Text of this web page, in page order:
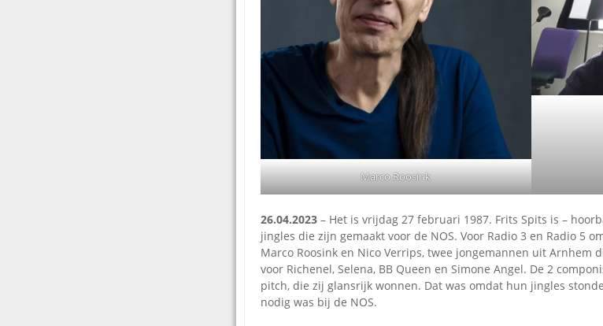
Omroepbanden
Stoomfluit
Uitvinding
jinglecassette
Marco Roosink
26.04.2023 – Het is vrijdag 27 februari 1987. Frits Spits is –
jingles die zijn gemaakt voor de NOS. Voor Radio 3 en Radio 5
Marco Roosink en Nico Verrips, twee jongemannen uit Arnhem
voor Richenel, Selena, BB Queen en Simone Angel. De 2
pitch, die zij glansrijk wonnen. Dat was omdat hun jingles
nodig was bij de NOS.